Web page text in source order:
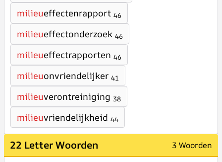
milieueffectenrapport 46
milieueffectonderzoek 46
milieueffectrapporten 46
milieuonvriendelijker 41
milieuverontreiniging 38
milieuvriendelijkheid 44
22 Letter Woorden 3 Woorden